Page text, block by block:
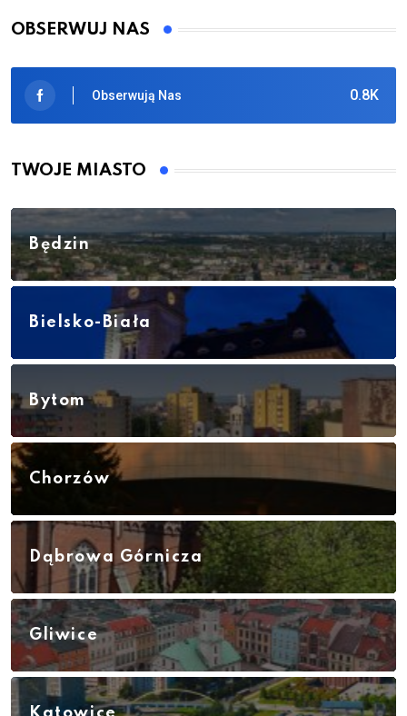
OBSERWUJ NAS
0.8K
Obserwują Nas
TWOJE MIASTO
Będzin
Bielsko-Biała
Bytom
Chorzów
Dąbrowa Górnicza
Gliwice